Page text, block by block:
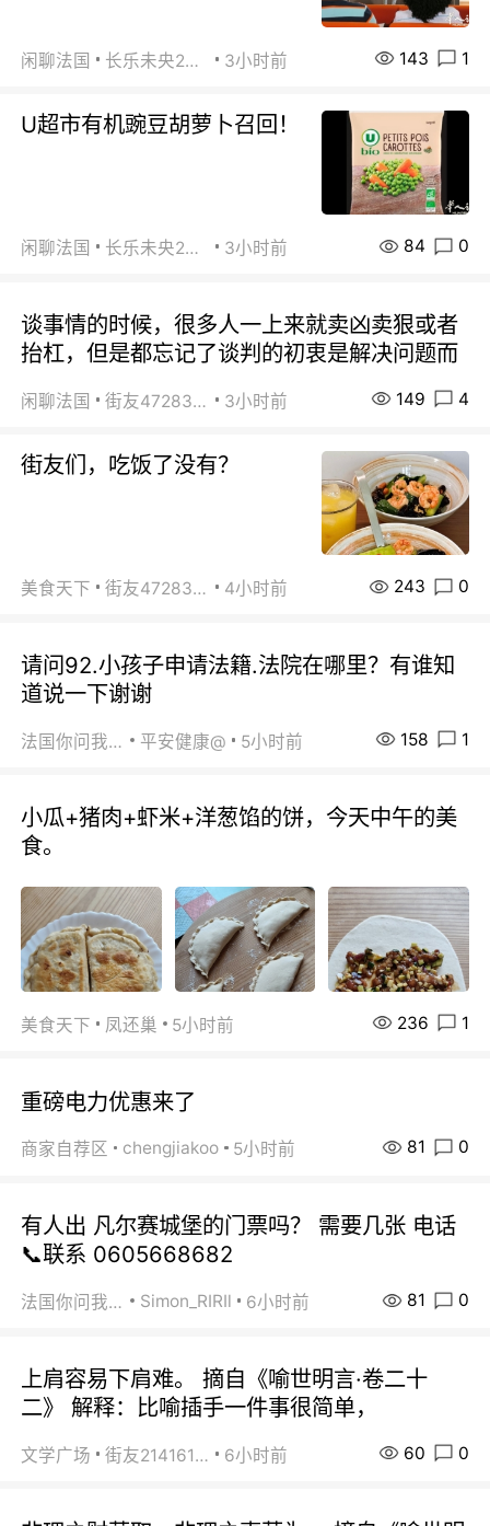
闲聊法国 长乐未央2015 3小时前 143 1
U超市有机豌豆胡萝卜召回！
闲聊法国 长乐未央2015 3小时前 84 0
谈事情的时候，很多人一上来就卖凶卖狠或者
抬杠，但是都忘记了谈判的初衷是解决问题而
闲聊法国 街友472838572 3小时前 149 4
街友们，吃饭了没有？
美食天下 街友472838572 4小时前 243 0
请问92.小孩子申请法籍.法院在哪里？有谁知
道说一下谢谢
法国你问我答 平安健康@ 5小时前 158 1
小瓜+猪肉+虾米+洋葱馅的饼，今天中午的美
食。
美食天下 凤还巢 5小时前 236 1
重磅电力优惠来了
商家自荐区 chengjiakoo 5小时前 81 0
有人出 凡尔赛城堡的门票吗？ 需要几张 电话
📞联系 0605668682
法国你问我答 Simon_RIRIl 6小时前 81 0
上肩容易下肩难。 摘自《喻世明言·卷二十
二》 解释：比喻插手一件事很简单，
文学广场 街友21416156 6小时前 60 0